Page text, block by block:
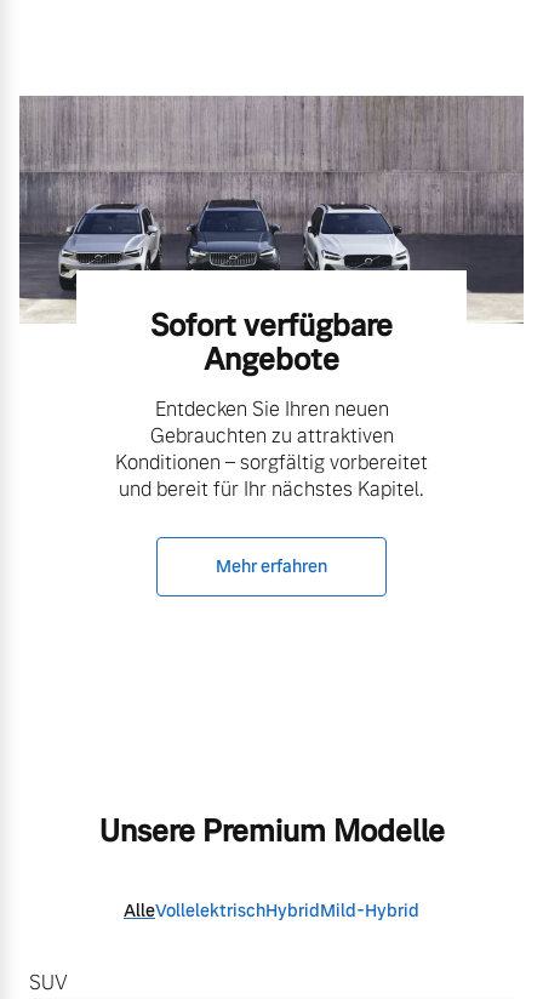
Sofort verfügbare
Angebote
Entdecken Sie Ihren neuen
Gebrauchten zu attraktiven
Konditionen – sorgfältig vorbereitet
und bereit für Ihr nächstes Kapitel.
Mehr erfahren
Unsere Premium Modelle
AlleVollelektrischHybridMild-Hybrid
SUV